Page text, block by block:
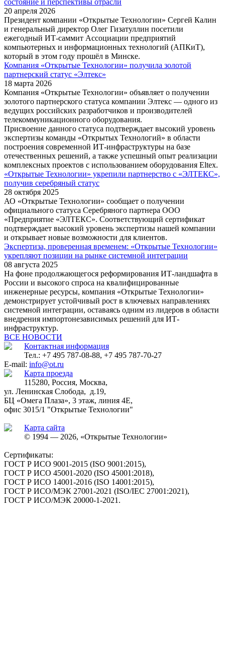
состояние и перспективы отрасли
20 апреля 2026
Президент компании «Открытые Технологии» Сергей Калин
и генеральный директор Олег Гизатуллин посетили
ежегодный ИТ-саммит Ассоциации предприятий
компьютерных и информационных технологий (АПКиТ),
который в этом году прошёл в Минске.
Компания «Открытые Технологии» получила золотой
партнерский статус «Элтекс»
18 марта 2026
Компания «Открытые Технологии» объявляет о получении
золотого партнерского статуса компании Элтекс — одного из
ведущих российских разработчиков и производителей
телекоммуникационного оборудования.
Присвоение данного статуса подтверждает высокий уровень
экспертизы команды «Открытых Технологий» в области
построения современной ИТ-инфраструктуры на базе
отечественных решений, а также успешный опыт реализации
комплексных проектов с использованием оборудования Eltex.
«Открытые Технологии» укрепили партнерство с «ЭЛТЕКС»,
получив серебряный статус
28 октября 2025
АО «Открытые Технологии» сообщает о получении
официального статуса Серебряного партнера ООО
«Предприятие «ЭЛТЕКС». Соответствующий сертификат
подтверждает высокий уровень экспертизы нашей компании
и открывает новые возможности для клиентов.
Экспертиза, проверенная временем: «Открытые Технологии»
укрепляют позиции на рынке системной интеграции
08 августа 2025
На фоне продолжающегося реформирования ИТ-ландшафта в
России и высокого спроса на квалифицированные
инженерные ресурсы, компания «Открытые Технологии»
демонстрирует устойчивый рост в ключевых направлениях
системной интеграции, оставаясь одним из лидеров в области
внедрения импортонезависимых решений для ИТ-
инфраструктур.
ВСЕ НОВОСТИ
Контактная информация
Тел.: +7 495 787-08-88, +7 495 787-70-27
E-mail: info@ot.ru
Карта проезда
115280, Россия, Москва,
ул. Ленинская Слобода, д.19,
БЦ «Омега Плаза», 3 этаж, линия 4Е,
офис 3015/1 "Открытые Технологии"
Карта сайта
© 1994 — 2026, «Открытые Технологии»
Сертификаты:
ГОСТ Р ИСО 9001-2015 (ISO 9001:2015),
ГОСТ Р ИСО 45001-2020 (ISO 45001:2018),
ГОСТ Р ИСО 14001-2016 (ISO 14001:2015),
ГОСТ Р ИСО/МЭК 27001-2021 (ISO/IEC 27001:2021),
ГОСТ Р ИСО/МЭК 20000-1-2021.